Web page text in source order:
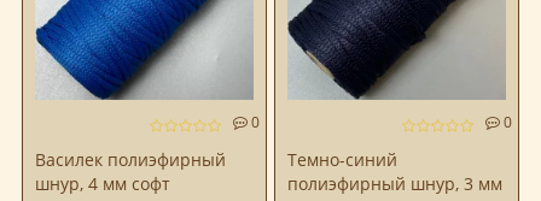
0
Василек полиэфирный
шнур, 4 мм софт
0
Темно-синий
полиэфирный шнур, 3 мм